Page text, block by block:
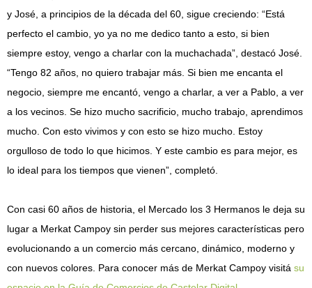
y José, a principios de la década del 60, sigue creciendo: “Está
perfecto el cambio, yo ya no me dedico tanto a esto, si bien
siempre estoy, vengo a charlar con la muchachada”, destacó José.
“Tengo 82 años, no quiero trabajar más. Si bien me encanta el
negocio, siempre me encantó, vengo a charlar, a ver a Pablo, a ver
a los vecinos. Se hizo mucho sacrificio, mucho trabajo, aprendimos
mucho. Con esto vivimos y con esto se hizo mucho. Estoy
orgulloso de todo lo que hicimos. Y este cambio es para mejor, es
lo ideal para los tiempos que vienen”, completó.
Con casi 60 años de historia, el Mercado los 3 Hermanos le deja su
lugar a Merkat Campoy sin perder sus mejores características pero
evolucionando a un comercio más cercano, dinámico, moderno y
con nuevos colores. Para conocer más de Merkat Campoy visitá su